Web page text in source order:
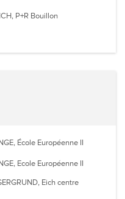
P+R Bouillon
École Européenne II
Ecole Européenne II
Eich centre